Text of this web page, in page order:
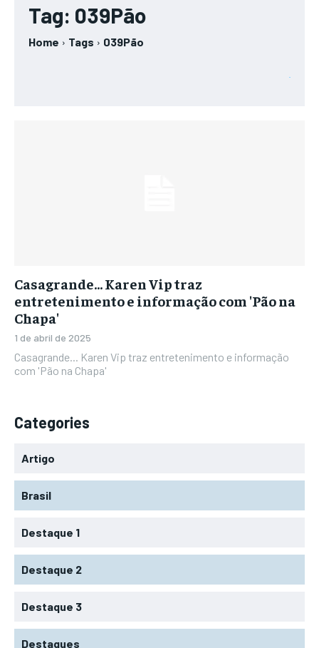
Tag: 039Pão
Home Tags 039Pão
Casagrande… Karen Vip traz
entretenimento e informação com 'Pão na
Chapa'
1 de abril de 2025
Casagrande... Karen Vip traz entretenimento e informação
com 'Pão na Chapa'
Categories
Artigo
Brasil
Destaque 1
Destaque 2
Destaque 3
Destaques